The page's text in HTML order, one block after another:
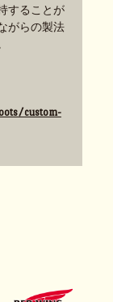
することが
がらの製法
custom-